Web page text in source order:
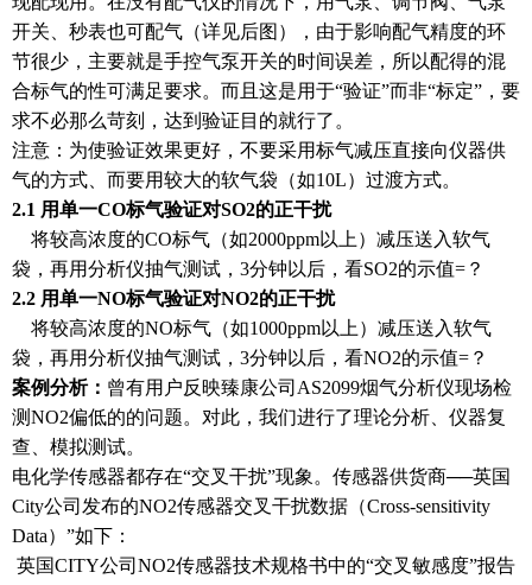
开关、秒表也可配气（详见后图），由于影响配气精度的环
节很少，主要就是手控气泵开关的时间误差，所以配得的混
合标气的性可满足要求。而且这是用于“验证”而非“标定”，要
求不必那么苛刻，达到验证目的就行了。
注意：为使验证效果更好，不要采用标气减压直接向仪器供
气的方式、而要用较大的软气袋（如10L）过渡方式。
2.1 用单一CO标气验证对SO2的正干扰
将较高浓度的CO标气（如2000ppm以上）减压送入软气
袋，再用分析仪抽气测试，3分钟以后，看SO2的示值=？
2.2 用单一NO标气验证对NO2的正干扰
将较高浓度的NO标气（如1000ppm以上）减压送入软气
袋，再用分析仪抽气测试，3分钟以后，看NO2的示值=？
案例分析： 曾有用户反映臻康公司AS2099烟气分析仪现场检
测NO2偏低的的问题。对此，我们进行了理论分析、仪器复
查、模拟测试。
电化学传感器都存在“交叉干扰”现象。传感器供货商──英国
City公司发布的NO2传感器交叉干扰数据（Cross-sensitivity
Data）”如下：
英国CITY公司 NO2传感器技术规格书中的“交叉敏感度”报告